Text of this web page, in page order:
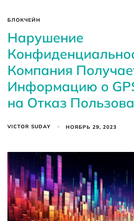
БЛОКЧЕЙН
Нарушение
Компания
Информацию о
на Отказ
VICTOR SUDAY НОЯБРЬ 29, 2023